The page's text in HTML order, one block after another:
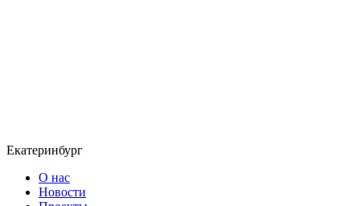
Екатеринбург
О нас
Новости